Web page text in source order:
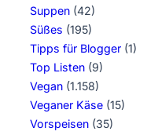
Suppen (42)
Süßes (195)
Tipps für Blogger (1)
Top Listen (9)
Vegan (1.158)
Veganer Käse (15)
Vorspeisen (35)